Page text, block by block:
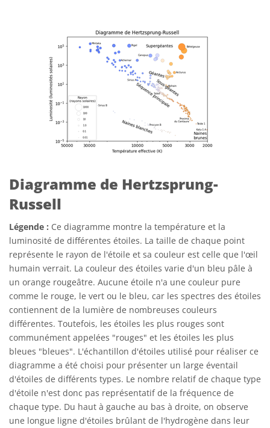
Diagramme de Hertzsprung-
Russell
Légende : Ce diagramme montre la température et la
luminosité de différentes étoiles. La taille de chaque point
représente le rayon de l'étoile et sa couleur est celle que l'œil
humain verrait. La couleur des étoiles varie d'un bleu pâle à
un orange rougeâtre. Aucune étoile n'a une couleur pure
comme le rouge, le vert ou le bleu, car les spectres des étoiles
contiennent de la lumière de nombreuses couleurs
différentes. Toutefois, les étoiles les plus rouges sont
communément appelées "rouges" et les étoiles les plus
bleues "bleues". L'échantillon d'étoiles utilisé pour réaliser ce
diagramme a été choisi pour présenter un large éventail
d'étoiles de différents types. Le nombre relatif de chaque type
d'étoile n'est donc pas représentatif de la fréquence de
chaque type. Du haut à gauche au bas à droite, on observe
une longue ligne d'étoiles brûlant de l'hydrogène dans leur